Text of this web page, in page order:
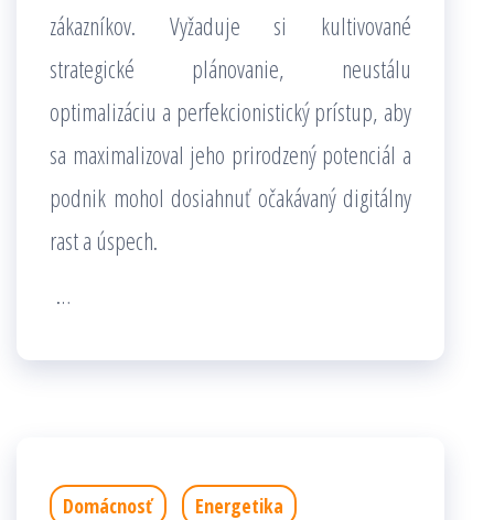
zákazníkov. Vyžaduje si kultivované
strategické plánovanie, neustálu
optimalizáciu a perfekcionistický prístup, aby
sa maximalizoval jeho prirodzený potenciál a
podnik mohol dosiahnuť očakávaný digitálny
rast a úspech.
…
Domácnosť
Energetika